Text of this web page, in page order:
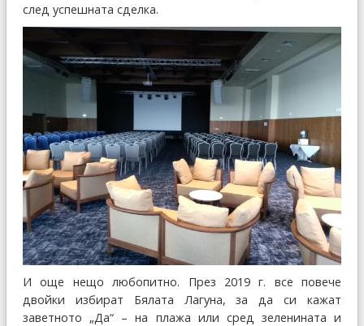
след успешната сделка.
И още нещо любопитно. През 2019 г. все повече
двойки избират Бялата Лагуна, за да си кажат
заветното „Да“ – на плажа или сред зеленината и